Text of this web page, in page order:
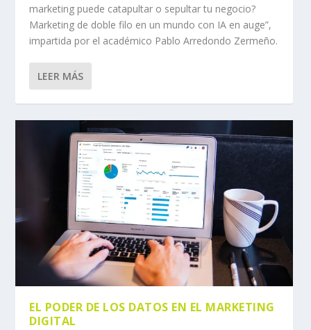
marketing puede catapultar o sepultar tu negocio?
Marketing de doble filo en un mundo con IA en auge”,
impartida por el académico Pablo Arredondo Zermeño.
LEER MÁS
EL PODER DE LOS DATOS EN EL MARKETING
DIGITAL